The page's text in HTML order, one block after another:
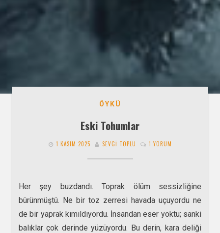
ÖYKÜ
Eski Tohumlar
1 KASIM 2025 SEVGI TOPLU 1 YORUM
Her şey buzdandı. Toprak ölüm sessizliğine
bürünmüştü. Ne bir toz zerresi havada uçuyordu ne
de bir yaprak kımıldıyordu. İnsandan eser yoktu; sanki
balıklar çok derinde yüzüyordu. Bu derin, kara deliği